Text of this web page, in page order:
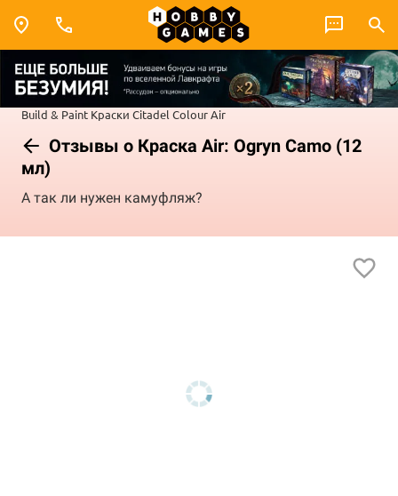
Build & Paint Краски Citadel ColourAir
Отзывы о Краска Air: Ogryn Camo (12
мл)
А так ли нужен камуфляж?